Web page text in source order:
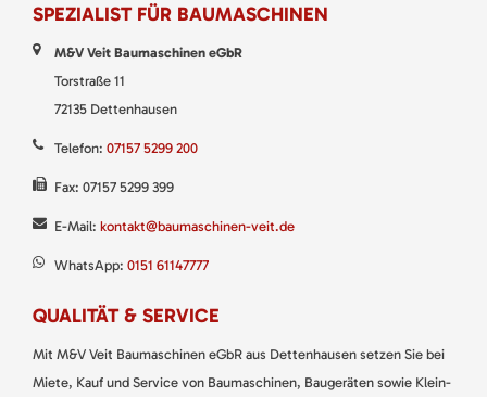
SPEZIALIST FÜR BAUMASCHINEN
M&V Veit Baumaschinen eGbR
Torstraße 11
72135 Dettenhausen
Telefon: 07157 5299 200
Fax: 07157 5299 399
E-Mail: kontakt@baumaschinen-veit.de
WhatsApp: 0151 61147777
QUALITÄT & SERVICE
Mit M&V Veit Baumaschinen eGbR aus Dettenhausen setzen Sie bei
Miete, Kauf und Service von Baumaschinen, Baugeräten sowie Klein-